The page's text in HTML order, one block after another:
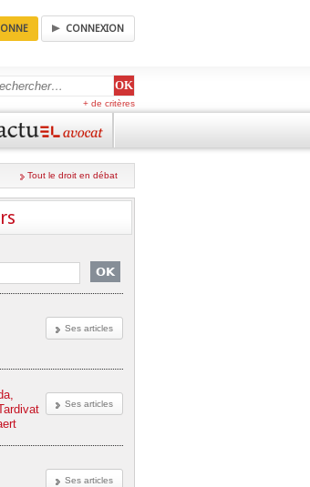
CONNEXION
+ de critères
Tout le droit en débat
Ses articles
Ses articles
Ses articles